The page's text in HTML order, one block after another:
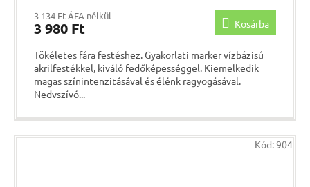
3 134 Ft ÁFA nélkül
3 980 Ft Kosárba
Tökéletes fára festéshez. Gyakorlati marker vízbázisú
akrilfestékkel, kiváló fedőképességgel. Kiemelkedik
magas színintenzitásával és élénk ragyogásával.
Nedvszívó...
Kód:904